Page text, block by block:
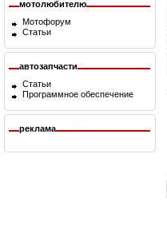
мотолюбителю
Мотофорум
Статьи
автозапчасти
Статьи
Программное обеспечение
реклама